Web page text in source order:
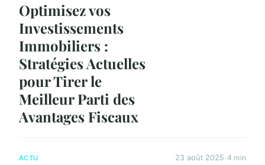
Optimisez vos
Investissements
Immobiliers :
Stratégies Actuelles
pour Tirer le
Meilleur Parti des
Avantages Fiscaux
ACTU 23 août 2025 4 min